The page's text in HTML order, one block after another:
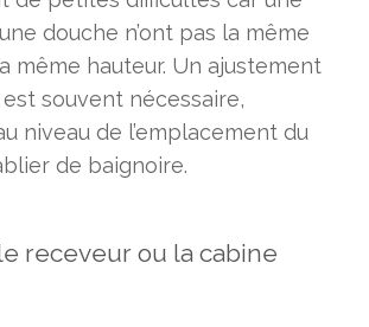
douche n’ont pas la même
même hauteur. Un ajustement
souvent nécessaire,
niveau de l’emplacement du
de baignoire.
receveur ou la cabine